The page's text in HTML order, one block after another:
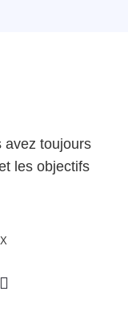
avez toujours
les objectifs